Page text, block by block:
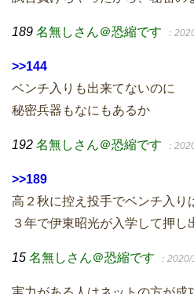
189 名無しさん＠恐縮です ：
>>144
ベンチ入りも出来てないのに
秘密兵器もなにもあるか
192 名無しさん＠恐縮です ：
>>189
高２秋に控え投手でベンチ入り
３年で伊東昭光が入学して押し
15 名無しさん＠恐縮です ：